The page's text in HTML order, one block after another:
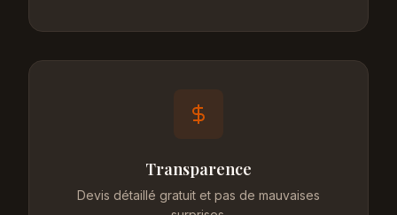
Transparence
Devis détaillé gratuit et pas de mauvaises